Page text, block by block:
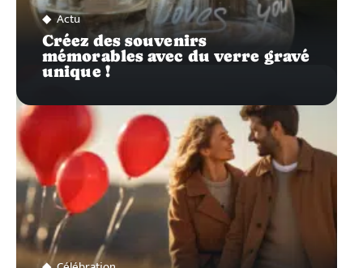
Actu
Créez des souvenirs
mémorables avec du verre gravé
unique !